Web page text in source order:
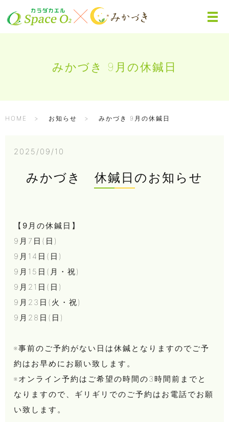
みかづき 9月の休鍼日
HOME お知らせ みかづき 9月の休鍼日
2025/09/10
みかづき 休鍼日のお知らせ
【9月の休鍼日】
9月7日(日)
9月14日(日)
9月15日(月・祝)
9月21日(日)
9月23日(火・祝)
9月28日(日)
※事前のご予約がない日は休鍼となりますのでご予
約はお早めにお願い致します。
※オンライン予約はご希望の時間の3時間前までと
なりますので、ギリギリでのご予約はお電話でお願
い致します。